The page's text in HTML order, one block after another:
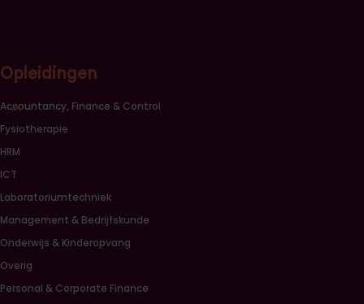
Opleidingen
Sluiten opleidingscategorieën link lijst
Accountancy, Finance & Control
Fysiotherapie
HRM
ICT
Laboratoriumtechniek
Management & Bedrijfskunde
Onderwijs & Kinderopvang
Overig
Personal & Corporate Finance